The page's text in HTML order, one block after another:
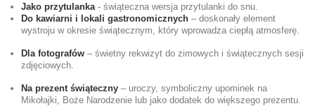
Jako przytulanka - świąteczna wersja przytulanki do snu.
Do kawiarni i lokali gastronomicznych – doskonały element
wystroju w okresie świątecznym, który wprowadza ciepłą atmosferę.
Dla fotografów – świetny rekwizyt do zimowych i świątecznych sesji
zdjęciowych.
Na prezent świąteczny – uroczy, symboliczny upominek na
Mikołajki, Boże Narodzenie lub jako dodatek do większego prezentu.